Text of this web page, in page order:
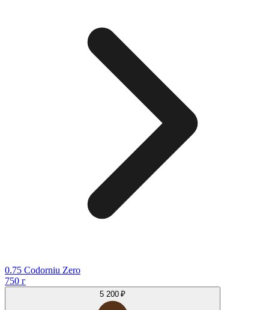
0.75 Codorniu Zero
750 г
5 200 ₽